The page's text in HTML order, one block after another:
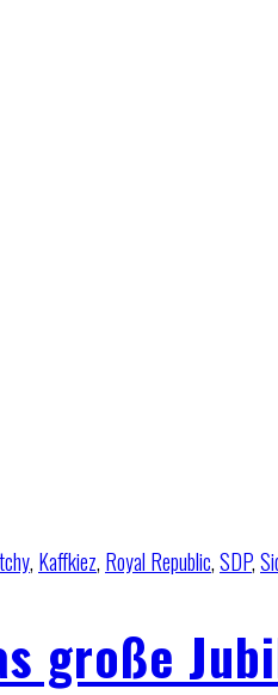
, Kaffkiez, Royal Republic,SDP,
große